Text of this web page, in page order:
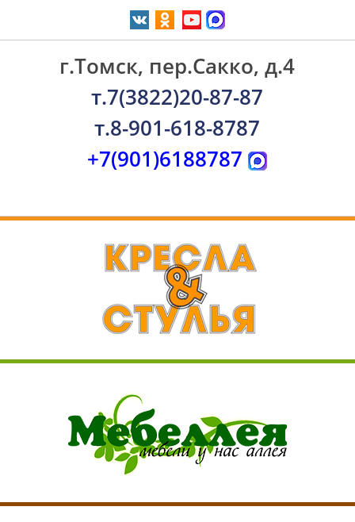
г.Томск, пер.Сакко, д.4
т.7(3822)20-87-87
т.8-901-618-8787
+7(901)6188787
Перейти в каталог